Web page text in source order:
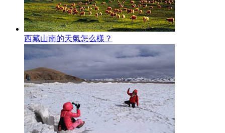
西藏山南的天氣怎么樣？